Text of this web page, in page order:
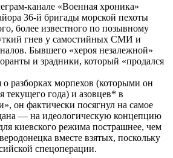
канале «Военная хроника»
36-й бригады морской пехоты
более известного по позывному
гнев у самостийных СМИ и
Бывшего «хероя незалежной»
и зрадники, который «продался
о разборках морпехов (которыми он
текущего года) и азовцев* в
он фактически посягнул на самое
— на идеологическую концепцию
киевского режима пострашнее, чем
вместе взятых, поскольку
спецоперации.